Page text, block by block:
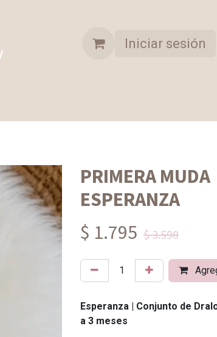
Iniciar sesión
PRIMERA MUDA
ESPERANZA
$ 1.795 $ 3.590
Esperanza | Conjunto de
a 3 meses